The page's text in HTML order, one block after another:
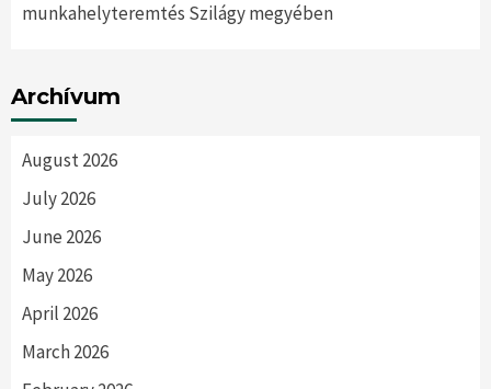
munkahelyteremtés Szilágy megyében
Archívum
August 2026
July 2026
June 2026
May 2026
April 2026
March 2026